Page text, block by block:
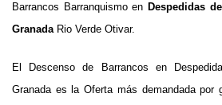
Barrancos Barranquismo en Despedidas
GranadaRio Verde Otivar.
El Descenso de Barrancos en
Granada es la Oferta más demandada por